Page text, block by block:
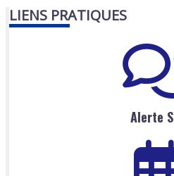
LIENS PRATIQUES
Alerte